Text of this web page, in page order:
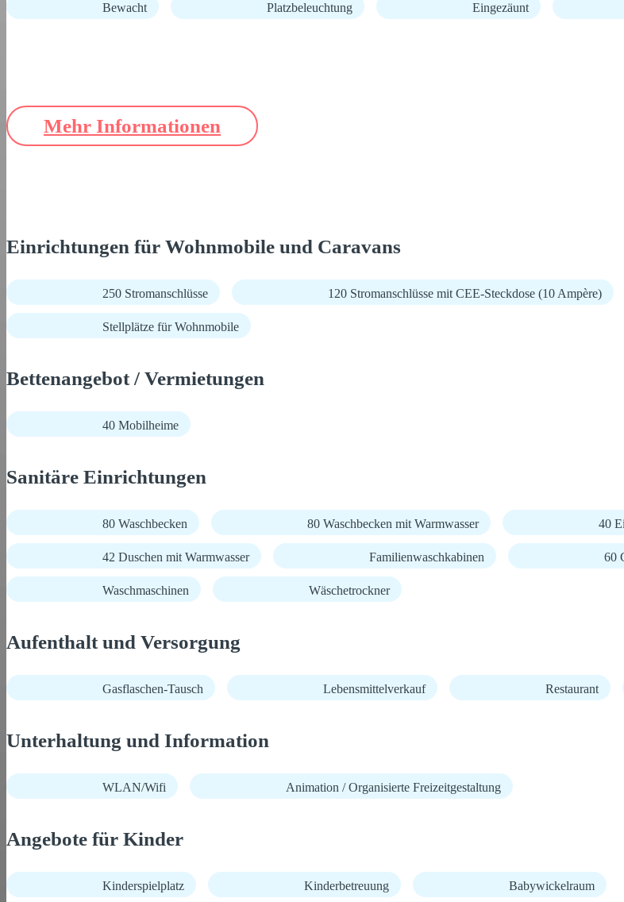
Bewacht Platzbeleuchtung Eingezäunt
Mehr Informationen
Einrichtungen für Wohnmobile und Caravans
250 Stromanschlüsse 120 Stromanschlüsse mit CEE-Steckdose (10 Ampère)
Stellplätze für Wohnmobile
Bettenangebot / Vermietungen
40 Mobilheime
Sanitäre Einrichtungen
80 Waschbecken 80 Waschbecken mit Warmwasser 40
42 Duschen mit Warmwasser Familienwaschkabinen 60
Waschmaschinen Wäschetrockner
Aufenthalt und Versorgung
Gasflaschen-Tausch Lebensmittelverkauf Restaurant
Unterhaltung und Information
WLAN/Wifi Animation / Organisierte Freizeitgestaltung
Angebote für Kinder
Kinderspielplatz Kinderbetreuung Babywickelraum